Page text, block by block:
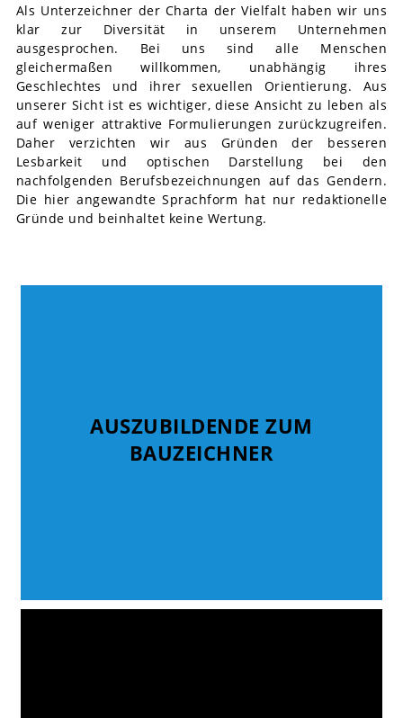
Als Unterzeichner der Charta der Vielfalt haben wir uns
klar zur Diversität in unserem Unternehmen
ausgesprochen. Bei uns sind alle Menschen
gleichermaßen willkommen, unabhängig ihres
Geschlechtes und ihrer sexuellen Orientierung. Aus
unserer Sicht ist es wichtiger, diese Ansicht zu leben als
auf weniger attraktive Formulierungen zurückzugreifen.
Daher verzichten wir aus Gründen der besseren
Lesbarkeit und optischen Darstellung bei den
nachfolgenden Berufsbezeichnungen auf das Gendern.
Die hier angewandte Sprachform hat nur redaktionelle
Gründe und beinhaltet keine Wertung.
AUSZUBILDENDE ZUM
BAUZEICHNER
AUSZUBILDENDE ZUM
BAUZEICHNER